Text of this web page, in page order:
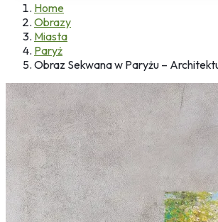
Home
Obrazy
Miasta
Paryż
Obraz Sekwana w Paryżu –